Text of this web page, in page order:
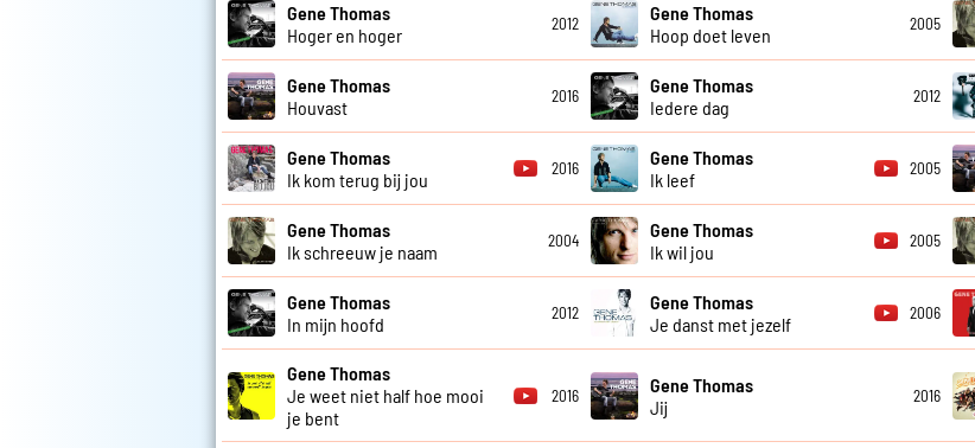
Gene Thomas
Hoger en hoger
2012
Gene Thomas
Hoop doet leven
2005
Gene Thomas
Houvast
2016
Gene Thomas
Iedere dag
2012
Gene Thomas
Ik kom terug bij jou
2016
Gene Thomas
Ik leef
2005
Gene Thomas
Ik schreeuw je naam
2004
Gene Thomas
Ik wil jou
2005
Gene Thomas
In mijn hoofd
2012
Gene Thomas
Je danst met jezelf
2006
Gene Thomas
Je weet niet half hoe mooi
je bent
2016
Gene Thomas
Jij
2016